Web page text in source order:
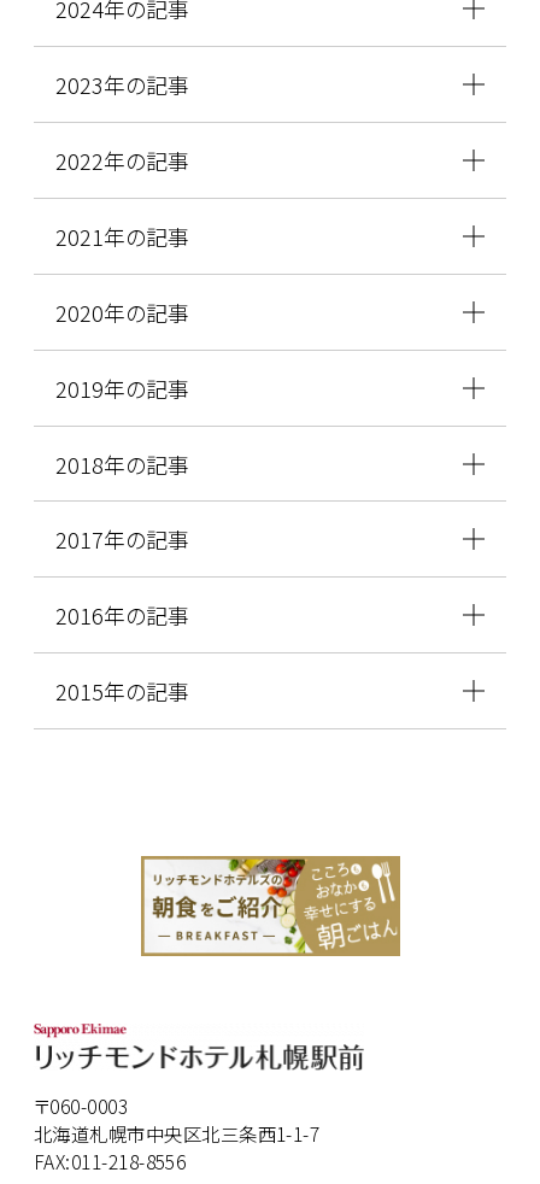
2024年の記事
2023年の記事
2022年の記事
2021年の記事
2020年の記事
2019年の記事
2018年の記事
2017年の記事
2016年の記事
2015年の記事
〒060-0003
北海道札幌市中央区北三条西1-1-7
FAX:011-218-8556